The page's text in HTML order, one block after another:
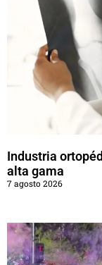
Industria
alta gama
7 agosto 2026